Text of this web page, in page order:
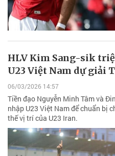
HLV Kim Sang-sik
U23 Việt Nam dự giải
06/03/2026 14:57
Tiền đạo Nguyễn Minh Tâm và
nhập U23 Việt Nam để chuẩn bị
thế vị trí của U23 Iran.